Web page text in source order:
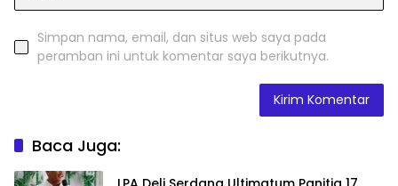
Simpan nama, email, dan situs web saya pada
peramban ini untuk komentar saya berikutnya.
Baca Juga: